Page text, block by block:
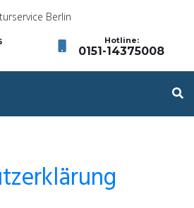
Hotline:
0151-14375008